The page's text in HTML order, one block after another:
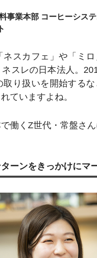
事業本部 コーヒーシス
スカフェ」や「ミ
スレの日本法人。
取り扱いを開始する
ていますよね。
働くZ世代・常盤さ
ーンをきっかけにマ